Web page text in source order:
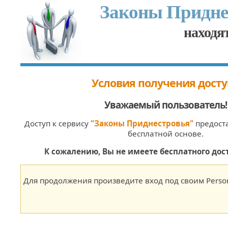
Законы
Условия получения
Уважаемый пользователь!
Доступ к сервису "Законы Приднестровья"
бесплатной основе.
К сожалению, Вы не имеете бесплатного
Для продолжения произведите вход под своим